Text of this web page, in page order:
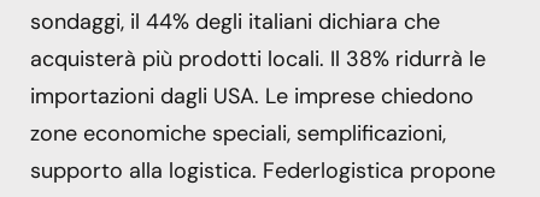
sondaggi, il 44% degli italiani dichiara che
acquisterà più prodotti locali. Il 38% ridurrà le
importazioni dagli USA. Le imprese chiedono
zone economiche speciali, semplificazioni,
supporto alla logistica. Federlogistica propone